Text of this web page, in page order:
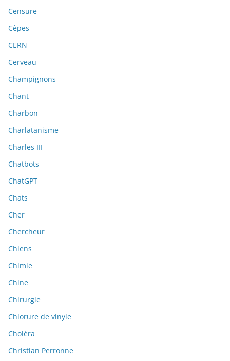
Censure
Cèpes
CERN
Cerveau
Champignons
Chant
Charbon
Charlatanisme
Charles III
Chatbots
ChatGPT
Chats
Cher
Chercheur
Chiens
Chimie
Chine
Chirurgie
Chlorure de vinyle
Choléra
Christian Perronne